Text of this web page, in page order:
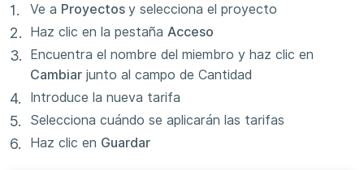
Ve a Proyectos y selecciona el proyecto
Haz clic en la pestaña Acceso
Encuentra el nombre del miembro y haz clic en
Cambiar junto al campo de Cantidad
Introduce la nueva tarifa
Selecciona cuándo se aplicarán las tarifas
Haz clic en Guardar